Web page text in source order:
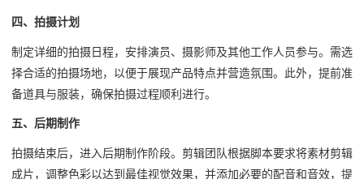
四、拍摄计划
制定详细的拍摄日程，安排演员、摄影师及其他工作人员参与。需选
择合适的拍摄场地，以便于展现产品特点并营造氛围。此外，提前准
备道具与服装，确保拍摄过程顺利进行。
五、后期制作
拍摄结束后，进入后期制作阶段。剪辑团队根据脚本要求将素材剪辑
成片，调整色彩以达到最佳视觉效果，并添加必要的配音和音效，提